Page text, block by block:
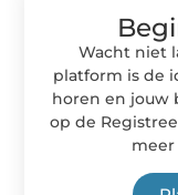
Wacht niet
platform is de
horen en jouw
op de